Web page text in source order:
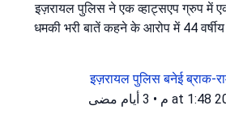
इज़रायल पुलिस ने एक व्हाट्सएप ग्रुप में
धमकी भरी बातें कहने के आरोप में 44 वर्षीय
इज़रायल पुलिसबनेई ब्राक-
• 3 أيام مضى